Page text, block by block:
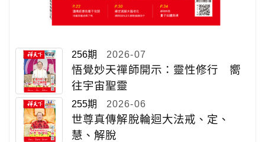
256期 2026-07
悟覺妙天禪師開示：靈性修行 嚮
往宇宙聖靈
255期 2026-06
世尊真傳解脫輪迴大法戒、定、
慧、解脫